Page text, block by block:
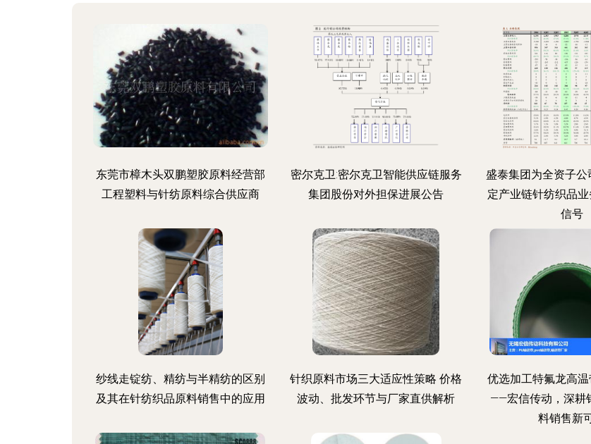
东莞市樟木头双鹏塑胶原料经营部
工程塑料与针纺原料综合供应商
密尔克卫:密尔克卫智能供应链服务
集团股份对外担保进展公告
盛泰集团为全资子
定产业链针纺织品
信号
纱线走锭纺、精纺与半精纺的区别
及其在针纺织品原料销售中的应用
针织原料市场三大适应性策略 价格
波动、批发环节与厂家直供解析
优选加工特氟龙高
——宏信传动，深耕
料销售新